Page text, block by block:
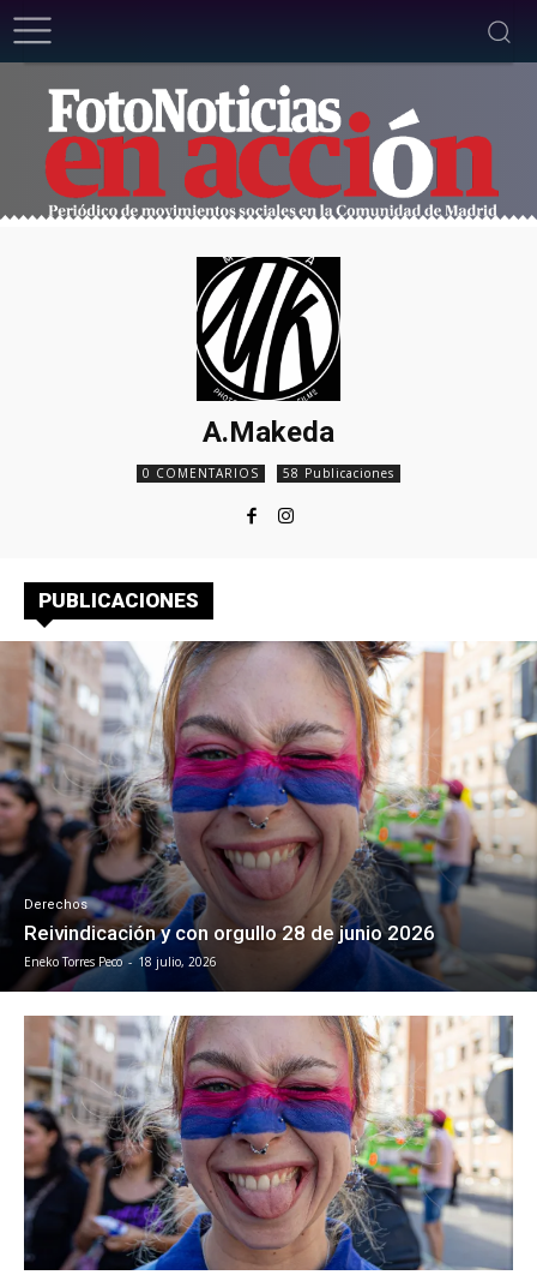
A.Makeda
0 COMENTARIOS 58 Publicaciones
PUBLICACIONES
Derechos
Reivindicación y con orgullo 28 de junio 2026
Eneko Torres Peco - 18 julio, 2026